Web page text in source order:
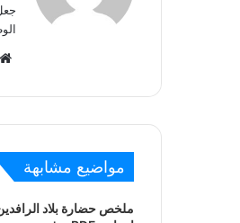
مواضيع مشابهة
ملخص حضارة بلاد